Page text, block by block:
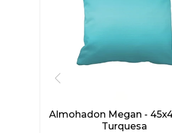
Almohadon Megan -
Turquesa